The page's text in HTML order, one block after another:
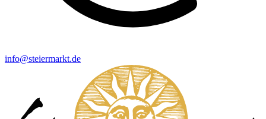
info@steiermarkt.de